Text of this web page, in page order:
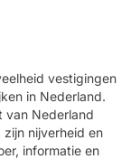
vestigingen
in Nederland.
van Nederland
nijverheid en
informatie en